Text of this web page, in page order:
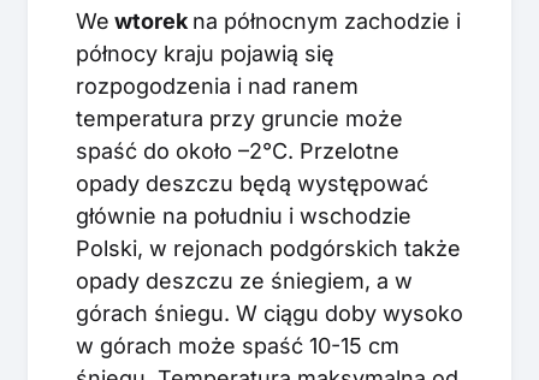
We wtorek na północnym zachodzie i
północy kraju pojawią się
rozpogodzenia i nad ranem
temperatura przy gruncie może
spaść do około –2°C. Przelotne
opady deszczu będą występować
głównie na południu i wschodzie
Polski, w rejonach podgórskich także
opady deszczu ze śniegiem, a w
górach śniegu. W ciągu doby wysoko
w górach może spaść 10-15 cm